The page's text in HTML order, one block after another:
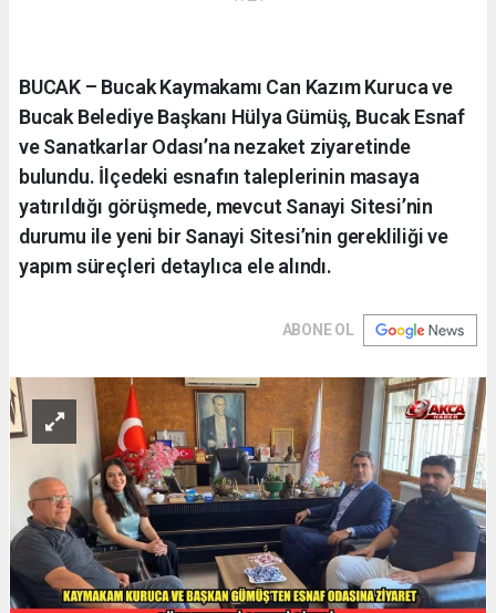
BUCAK – Bucak Kaymakamı Can Kazım Kuruca ve
Bucak Belediye Başkanı Hülya Gümüş, Bucak Esnaf
ve Sanatkarlar Odası’na nezaket ziyaretinde
bulundu. İlçedeki esnafın taleplerinin masaya
yatırıldığı görüşmede, mevcut Sanayi Sitesi’nin
durumu ile yeni bir Sanayi Sitesi’nin gerekliliği ve
yapım süreçleri detaylıca ele alındı.
ABONE OL